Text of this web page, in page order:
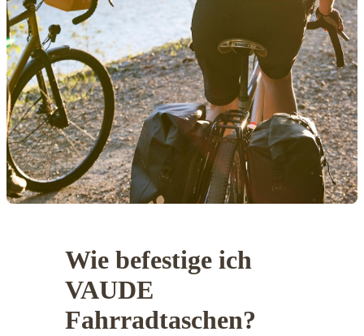
Wie befestige ich
VAUDE
Fahrradtaschen?